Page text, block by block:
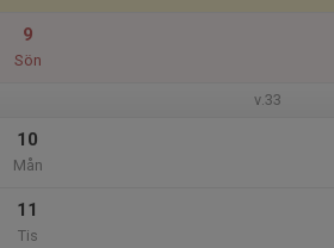
9
Sön
v.33
10
Mån
11
Tis